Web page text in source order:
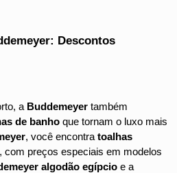
Descontos
a Buddemeyer também
de banho que tornam o luxo mais
, você encontra toalhas
, com preços especiais em modelos
algodão egípcio e a